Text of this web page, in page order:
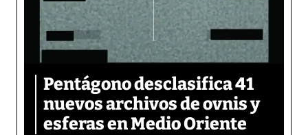
Pentágono desclasifica 41
nuevos archivos de ovnis y
esferas en Medio Oriente